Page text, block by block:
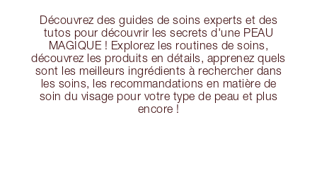
Découvrez des guides de soins experts et des
tutos pour découvrir les secrets d'une PEAU
MAGIQUE ! Explorez les routines de soins,
découvrez les produits en détails, apprenez quels
sont les meilleurs ingrédients à rechercher dans
les soins, les recommandations en matière de
soin du visage pour votre type de peau et plus
encore !